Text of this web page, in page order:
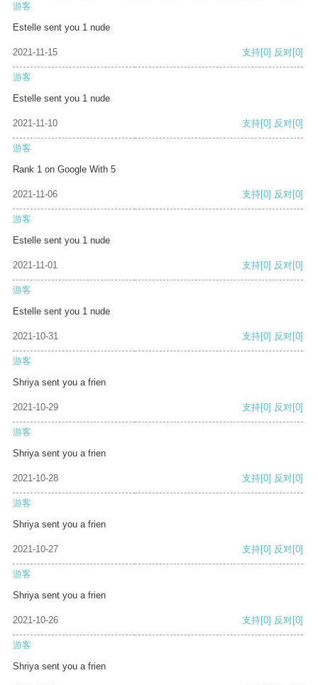
游客
Estelle sent you 1 nude
2021-11-15 支持[0] 反对[0]
游客
Estelle sent you 1 nude
2021-11-10 支持[0] 反对[0]
游客
Rank 1 on Google With 5
2021-11-06 支持[0] 反对[0]
游客
Estelle sent you 1 nude
2021-11-01 支持[0] 反对[0]
游客
Estelle sent you 1 nude
2021-10-31 支持[0] 反对[0]
游客
Shriya sent you a frien
2021-10-29 支持[0] 反对[0]
游客
Shriya sent you a frien
2021-10-28 支持[0] 反对[0]
游客
Shriya sent you a frien
2021-10-27 支持[0] 反对[0]
游客
Shriya sent you a frien
2021-10-26 支持[0] 反对[0]
游客
Shriya sent you a frien